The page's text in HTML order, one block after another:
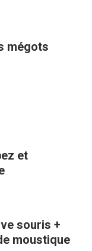
mégots
et
souris +
moustique